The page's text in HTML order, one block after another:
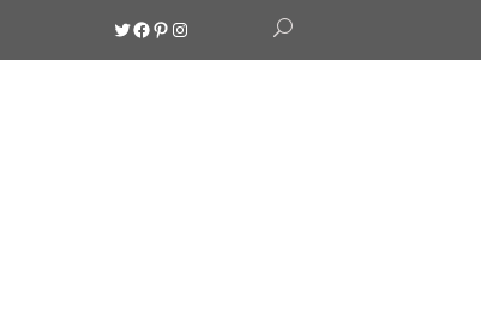
Twitter
Facebook
Pinterest
Instagram